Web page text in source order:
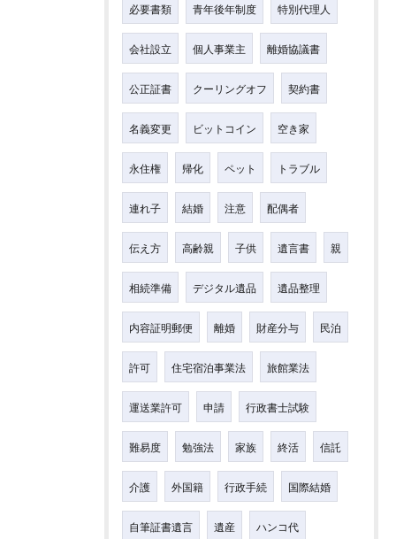
必要書類 青年後年制度 特別代理人
会社設立 個人事業主 離婚協議書
公正証書 クーリングオフ 契約書
名義変更 ビットコイン 空き家
永住権 帰化 ペット トラブル
連れ子 結婚 注意 配偶者
伝え方 高齢親 子供 遺言書 親
相続準備 デジタル遺品 遺品整理
内容証明郵便 離婚 財産分与 民泊
許可 住宅宿泊事業法 旅館業法
運送業許可 申請 行政書士試験
難易度 勉強法 家族 終活 信託
介護 外国籍 行政手続 国際結婚
自筆証書遺言 遺産 ハンコ代